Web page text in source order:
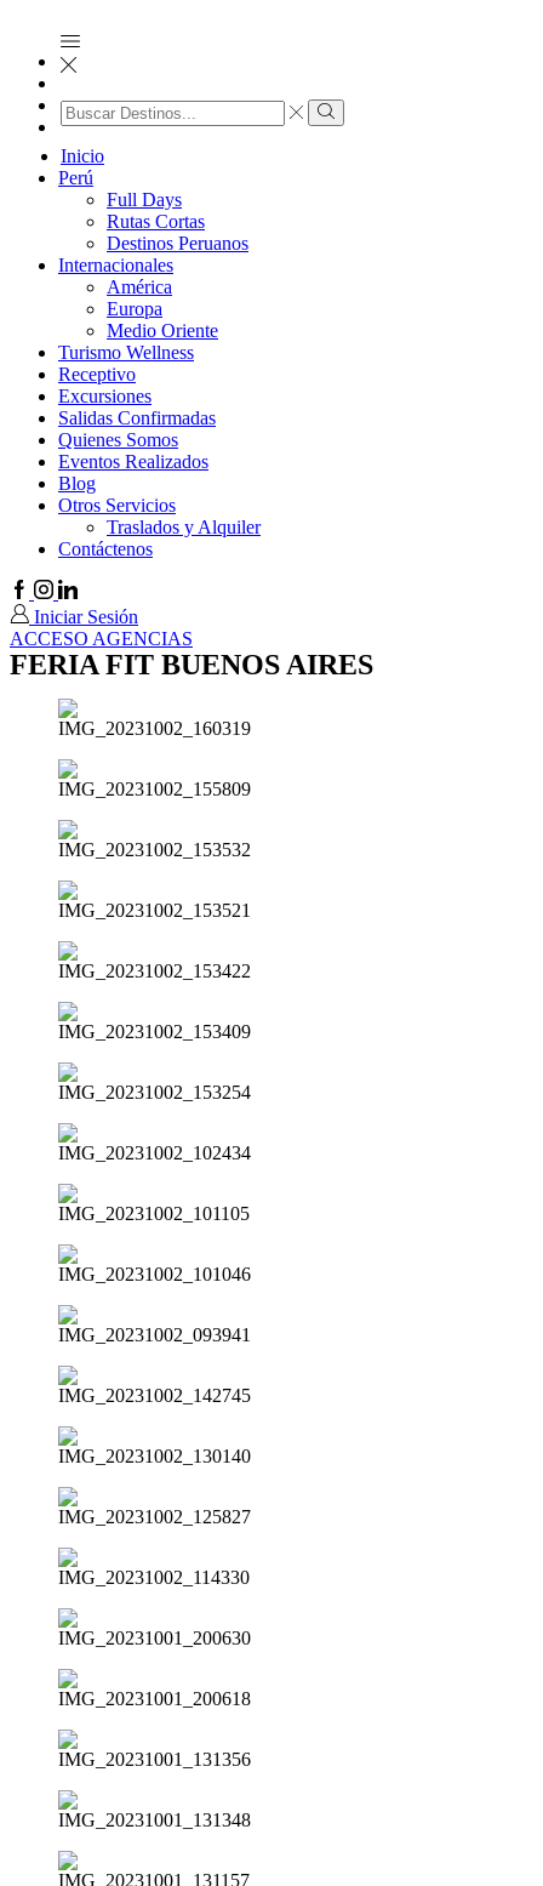
Search
input
Search
Inicio
Perú
Full Days
Rutas Cortas
Destinos Peruanos
Internacionales
América
Europa
Medio Oriente
Turismo Wellness
Receptivo
Excursiones
Salidas Confirmadas
Quienes Somos
Eventos Realizados
Blog
Otros Servicios
Traslados y Alquiler
Contáctenos
Facebook
Instagram
Linkedin
Iniciar Sesión
ACCESO AGENCIAS
FERIA FIT BUENOS AIRES